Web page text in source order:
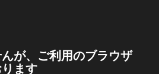
が、ご利用のブラウザ
ます